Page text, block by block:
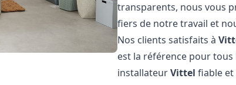
transparents, nous vous
fiers de notre travail et
Nos clients satisfaits à
est la référence pour tous
installateurVittel fiable et